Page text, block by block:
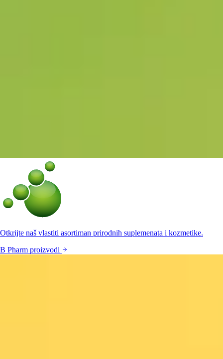
Otkrijte naš vlastiti asortiman prirodnih suplemenata i kozmetike.
B Pharm proizvodi